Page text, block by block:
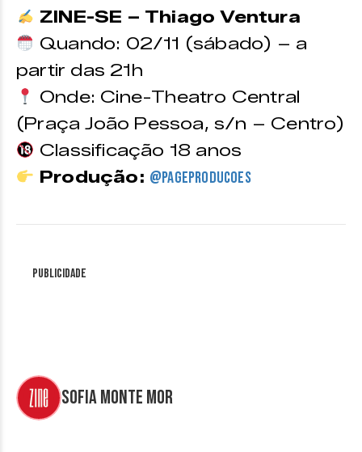
ZINE-SE – Thiago Ventura
Quando: 02/11 (sábado) – a
partir das 21h
Onde: Cine-Theatro Central
(Praça João Pessoa, s/n – Centro)
Classificação 18 anos
Produção: @pageproducoes
Publicidade
Sofia Monte Mor